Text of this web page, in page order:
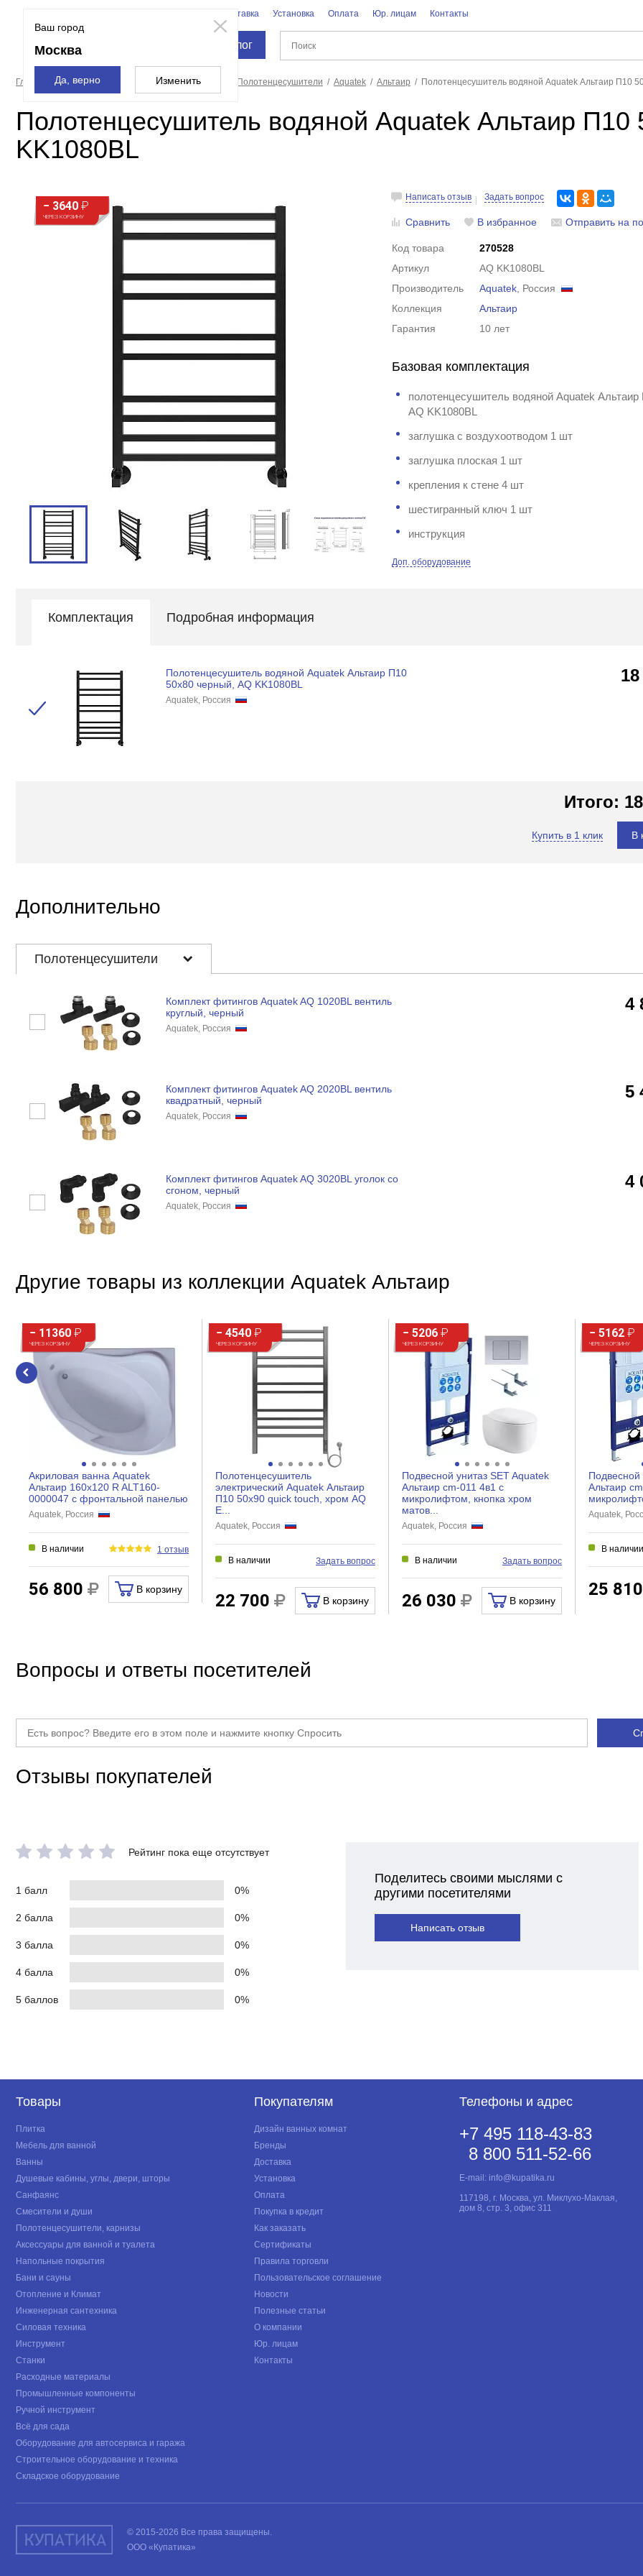
Ваш город
Москва
Да, верно Изменить
Доставка Установка Оплата Юр. лицам Контакты
Каталог
Главная страница Полотенцесушители, карнизы Полотенцесушители Aquatek Альтаир Полотенцесушитель водяной Aquatek Альтаир П10
Полотенцесушитель водяной Aquatek Альтаир П10
KK1080BL
− 3640 ₽
ЧЕРЕЗ КОРЗИНУ
Написать отзыв Задать вопрос
Сравнить В избранное Отправить на
Код товара
270528
Артикул
AQ KK1080BL
Производитель
Aquatek , Россия
Коллекция
Альтаир
Гарантия
10 лет
Базовая комплектация
полотенцесушитель водяной Aquatek
AQ KK1080BL
заглушка с воздухоотводом 1 шт
заглушка плоская 1 шт
крепления к стене 4 шт
шестигранный ключ 1 шт
инструкция
Доп. оборудование
Комплектация Подробная информация
Полотенцесушитель водяной Aquatek Альтаир П10
50x80 черный, AQ KK1080BL
Aquatek, Россия
Итого:
Купить в 1 клик В
Дополнительно
Полотенцесушители
Комплект фитингов Aquatek AQ 1020BL вентиль
круглый, черный
Aquatek, Россия
4
Комплект фитингов Aquatek AQ 2020BL вентиль
квадратный, черный
Aquatek, Россия
5
Комплект фитингов Aquatek AQ 3020BL уголок со
сгоном, черный
Aquatek, Россия
4
Другие товары из коллекции Aquatek Альтаир
− 11360 ₽
ЧЕРЕЗ КОРЗИНУ
Акриловая ванна Aquatek
Альтаир 160х120 R ALT160-
0000047 с фронтальной панелью
Aquatek, Россия
В наличии 1 отзыв
56 800 В корзину
− 4540 ₽
ЧЕРЕЗ КОРЗИНУ
Полотенцесушитель
электрический Aquatek Альтаир
П10 50x90 quick touch, хром AQ
E...
Aquatek, Россия
В наличии Задать вопрос
22 700 В корзину
− 5206 ₽
ЧЕРЕЗ КОРЗИНУ
Подвесной унитаз SET Aquatek
Альтаир cm-011 4в1 с
микролифтом, кнопка хром
матов...
Aquatek, Россия
В наличии Задать вопрос
26 030 В корзину
− 5162 ₽
ЧЕРЕЗ КОРЗИНУ
Подвесной
Альтаир
Aquatek,
В наличии
25 810
Вопросы и ответы посетителей
Отзывы покупателей
Рейтинг пока еще отсутствует
1 балл 0%
2 балла 0%
3 балла 0%
4 балла 0%
5 баллов 0%
Поделитесь своими мыслями с
другими посетителями
Написать отзыв
Товары
Плитка
Мебель для ванной
Ванны
Душевые кабины, углы, двери, шторы
Санфаянс
Смесители и души
Полотенцесушители, карнизы
Аксессуары для ванной и туалета
Напольные покрытия
Бани и сауны
Отопление и Климат
Инженерная сантехника
Силовая техника
Инструмент
Станки
Расходные материалы
Промышленные компоненты
Ручной инструмент
Всё для сада
Оборудование для автосервиса и гаража
Строительное оборудование и техника
Складское оборудование
Покупателям
Дизайн ванных комнат
Бренды
Доставка
Установка
Оплата
Покупка в кредит
Как заказать
Сертификаты
Правила торговли
Пользовательское соглашение
Новости
Полезные статьи
О компании
Юр. лицам
Контакты
Телефоны и адрес
+7 495 118-43-83
8 800 511-52-66
E-mail: info@kupatika.ru
117198, г. Москва, ул. Миклухо-Маклая,
дом 8, стр. 3, офис 311
© 2015-2026 Все права защищены.
ООО «Купатика»